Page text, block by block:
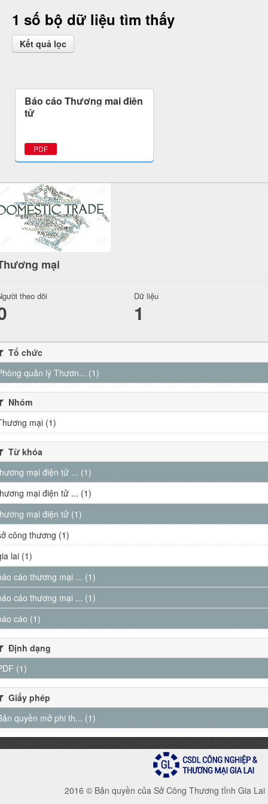
1 số bộ dữ liệu tìm thấy
Kết quả lọc
Báo cáo Thương mại điện
tử
PDF
mại
theo dõi Dữ liệu
1
Tổ chức
quản lý Thươn... (1)
Nhóm
mại (1)
Từ khóa
mại điện tử ... (1)
mại điện tử ... (1)
mại điện tử (1)
công thương (1)
lai (1)
cáo thương mại ... (1)
cáo thương mại ... (1)
cáo (1)
Định dạng
(1)
Giấy phép
quyền mở phi th... (1)
2016 © Bản quyền của Sở Công Thương tỉnh Gia Lai